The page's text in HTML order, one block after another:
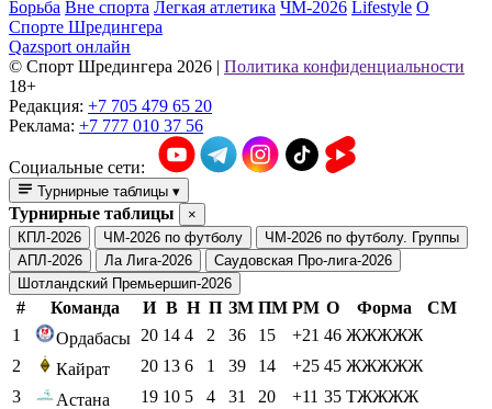
Борьба Вне спорта Легкая атлетика ЧМ-2026 Lifestyle О
Спорте Шредингера
Qazsport онлайн
© Cпорт Шредингера 2026 | Политика конфиденциальности
18+
Редакция: +7 705 479 65 20
Реклама: +7 777 010 37 56
Социальные сети:
Турнирные таблицы ▾
Турнирные таблицы
×
КПЛ-2026
ЧМ-2026 по футболу
ЧМ-2026 по футболу. Группы
АПЛ-2026
Ла Лига-2026
Саудовская Про-лига-2026
Шотландский Премьершип-2026
# Команда И В Н П ЗМ ПМ РМ О Форма
СМ
1
Ордабасы 20 14 4 2 36 15 +21 46 ЖЖЖЖЖ
2
Кайрат 20 13 6 1 39 14 +25 45 ЖЖЖЖЖ
3
Астана 19 10 5 4 31 20 +11 35 ТЖЖЖЖ